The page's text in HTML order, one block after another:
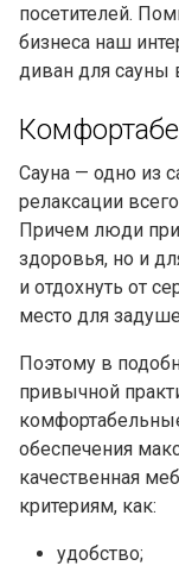
посетителей.
бизнеса наш
диван для сауны
Сауна — одно из
релаксации
Причем люди
здоровья, но и
и отдохнуть от
место для
Поэтому в
привычной
обеспечения
качественная
критериям, как:
удобство;